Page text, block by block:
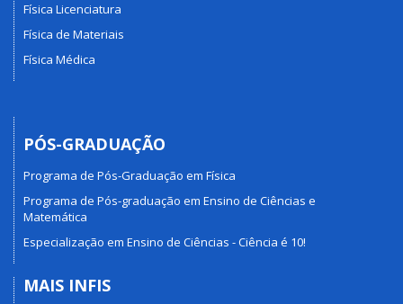
Física Licenciatura
Física de Materiais
Física Médica
PÓS-GRADUAÇÃO
Programa de Pós-Graduação em Física
Programa de Pós-graduação em Ensino de Ciências e
Matemática
Especialização em Ensino de Ciências - Ciência é 10!
MAIS INFIS